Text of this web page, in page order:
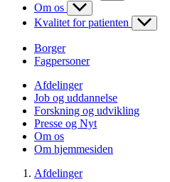
Om os
Kvalitet for patienten
Borger
Fagpersoner
Afdelinger
Job og uddannelse
Forskning og udvikling
Presse og Nyt
Om os
Om hjemmesiden
Afdelinger